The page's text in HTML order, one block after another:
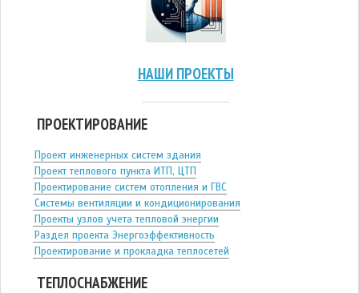
НАШИ ПРОЕКТЫ
ПРОЕКТИРОВАНИЕ
Проект инженерных систем здания
Проект теплового пункта ИТП, ЦТП
Проектирование систем отопления и ГВС
Системы вентиляции и кондиционирования
Проекты узлов учета тепловой энергии
Раздел проекта Энергоэффективность
Проектирование и прокладка теплосетей
ТЕПЛОСНАБЖЕНИЕ